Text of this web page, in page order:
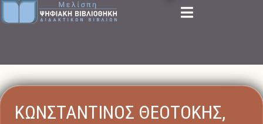
ΚΩΝΣΤΑΝΤΙΝΟΣ ΘΕΟΤΟΚΗΣ,